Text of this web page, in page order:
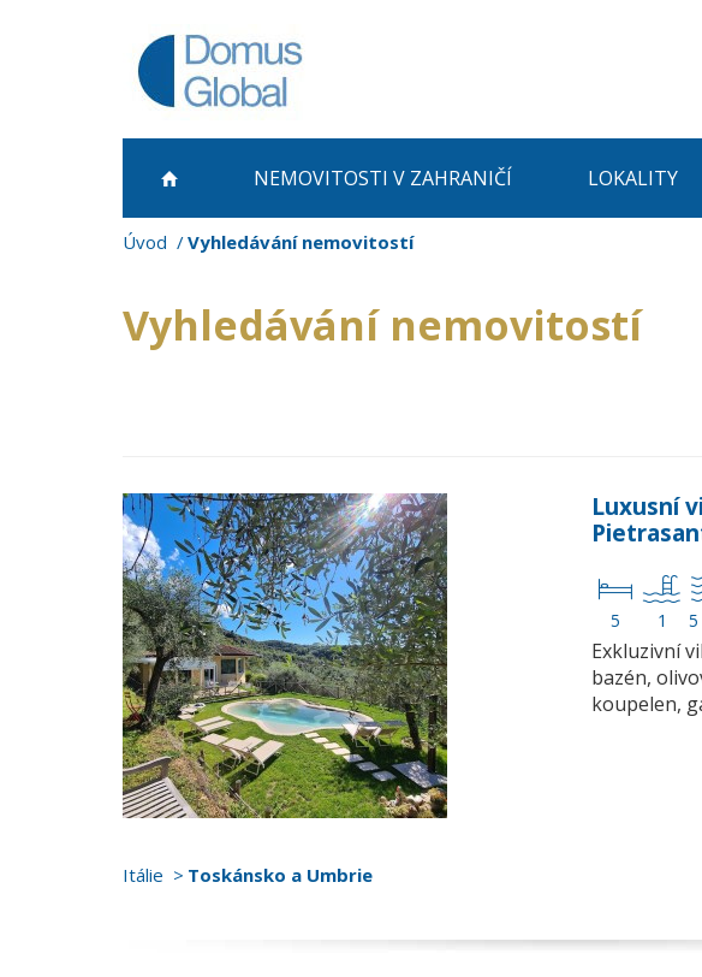
NEMOVITOSTI V ZAHRANIČÍ LOKALITY
Úvod Vyhledávání nemovitostí
Vyhledávání nemovitostí
Luxusní
5 1
Exkluzivní
bazén,
koupelen,
Itálie Toskánsko a Umbrie